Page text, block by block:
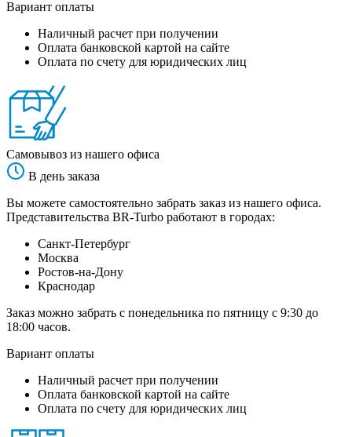
Вариант оплаты
Наличный расчет при получении
Оплата банковской картой на сайте
Оплата по счету для юридических лиц
Самовывоз из нашего офиса
В день заказа
Вы можете самостоятельно забрать заказ из нашего офиса.
Представительства BR-Turbo работают в городах:
Санкт-Петербург
Москва
Ростов-на-Дону
Краснодар
Заказ можно забрать с понедельника по пятницу с 9:30 до
18:00 часов.
Вариант оплаты
Наличный расчет при получении
Оплата банковской картой на сайте
Оплата по счету для юридических лиц